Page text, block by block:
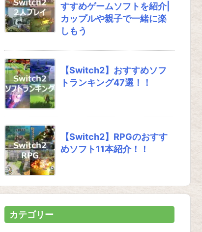
すすめゲームソフトを紹介|
カップルや親子で一緒に楽
しもう
【Switch2】おすすめソフ
トランキング47選！！
【Switch2】RPGのおすす
めソフト11本紹介！！
カテゴリー